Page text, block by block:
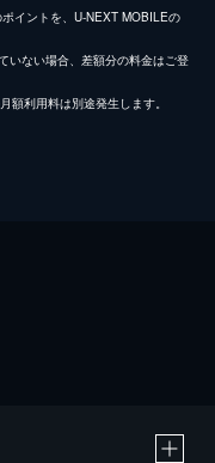
イントを、U-NEXT MOBILEの
いない場合、差額分の料金はご登
額利用料は別途発生します。